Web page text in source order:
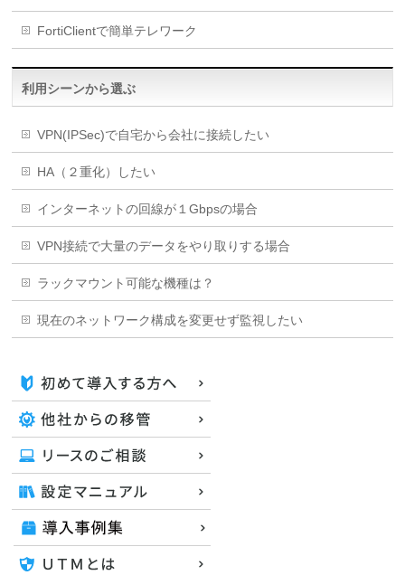
FortiClientで簡単テレワーク
利用シーンから選ぶ
VPN(IPSec)で自宅から会社に接続したい
HA（２重化）したい
インターネットの回線が１Gbpsの場合
VPN接続で大量のデータをやり取りする場合
ラックマウント可能な機種は？
現在のネットワーク構成を変更せず監視したい